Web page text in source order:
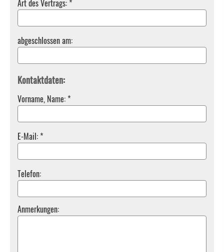
Art des Vertrags: *
abgeschlossen am:
Kontaktdaten:
Vorname, Name: *
E-Mail: *
Telefon:
Anmerkungen: